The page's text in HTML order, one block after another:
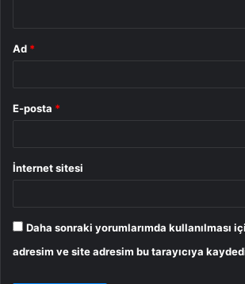
Ad *
E-posta *
İnternet sitesi
Daha sonraki yorumlarımda kullanılması
adresim ve site adresim bu tarayıcıya